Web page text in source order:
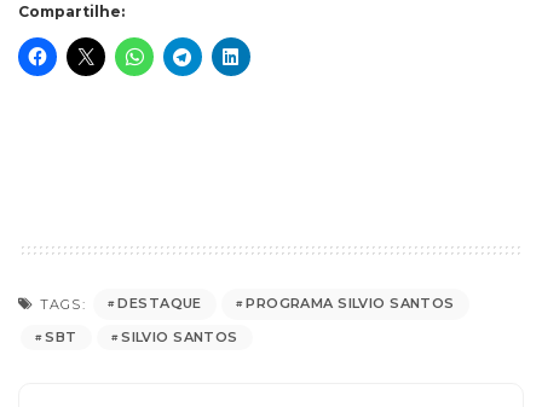
Compartilhe:
TAGS: DESTAQUE
PROGRAMA SILVIO SANTOS
SBT
SILVIO SANTOS